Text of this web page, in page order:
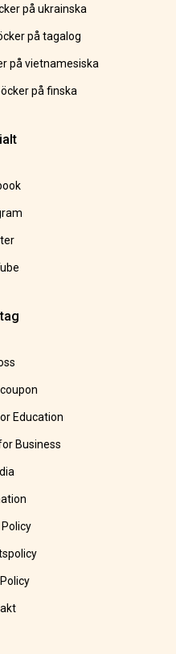
på ukrainska
på tagalog
på vietnamesiska
på finska
Education
Business